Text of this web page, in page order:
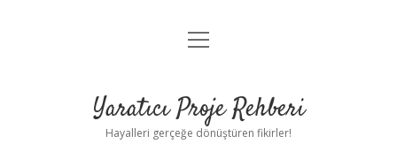
Anasayfa
Yasal Uyarı
menüyü
Yaratıcı Proje Rehberi
Hayalleri gerçeğe dönüştüren fikirler!